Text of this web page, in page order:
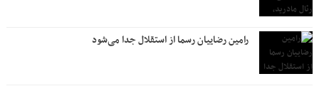
رامین رضاییان رسما از استقلال جدا می‌شود